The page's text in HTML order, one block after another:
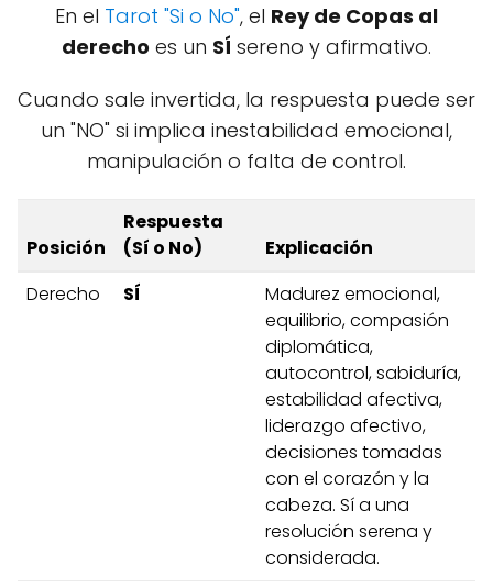
En el Tarot "Si o No", el Rey de Copas al
derecho es un SÍ sereno y afirmativo.
Cuando sale invertida, la respuesta puede ser
un "NO" si implica inestabilidad emocional,
manipulación o falta de control.
Posición
Respuesta
(Sí o No)
Explicación
Derecho
SÍ
Madurez emocional,
equilibrio, compasión
diplomática,
autocontrol, sabiduría,
estabilidad afectiva,
liderazgo afectivo,
decisiones tomadas
con el corazón y la
cabeza. Sí a una
resolución serena y
considerada.